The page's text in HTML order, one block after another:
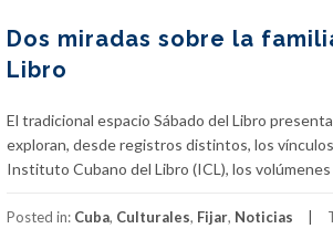
Dos miradas sobre la
Libro
El tradicional espacio Sábado del Libro
exploran, desde registros distintos, los
Instituto Cubano del Libro (ICL), los volúmenes
Posted in: Cuba, Culturales, Fijar, Noticias